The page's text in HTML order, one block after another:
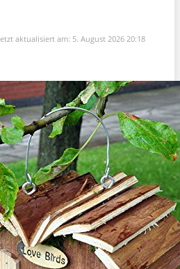
aktualisiert am: 5. August 2026 20:18